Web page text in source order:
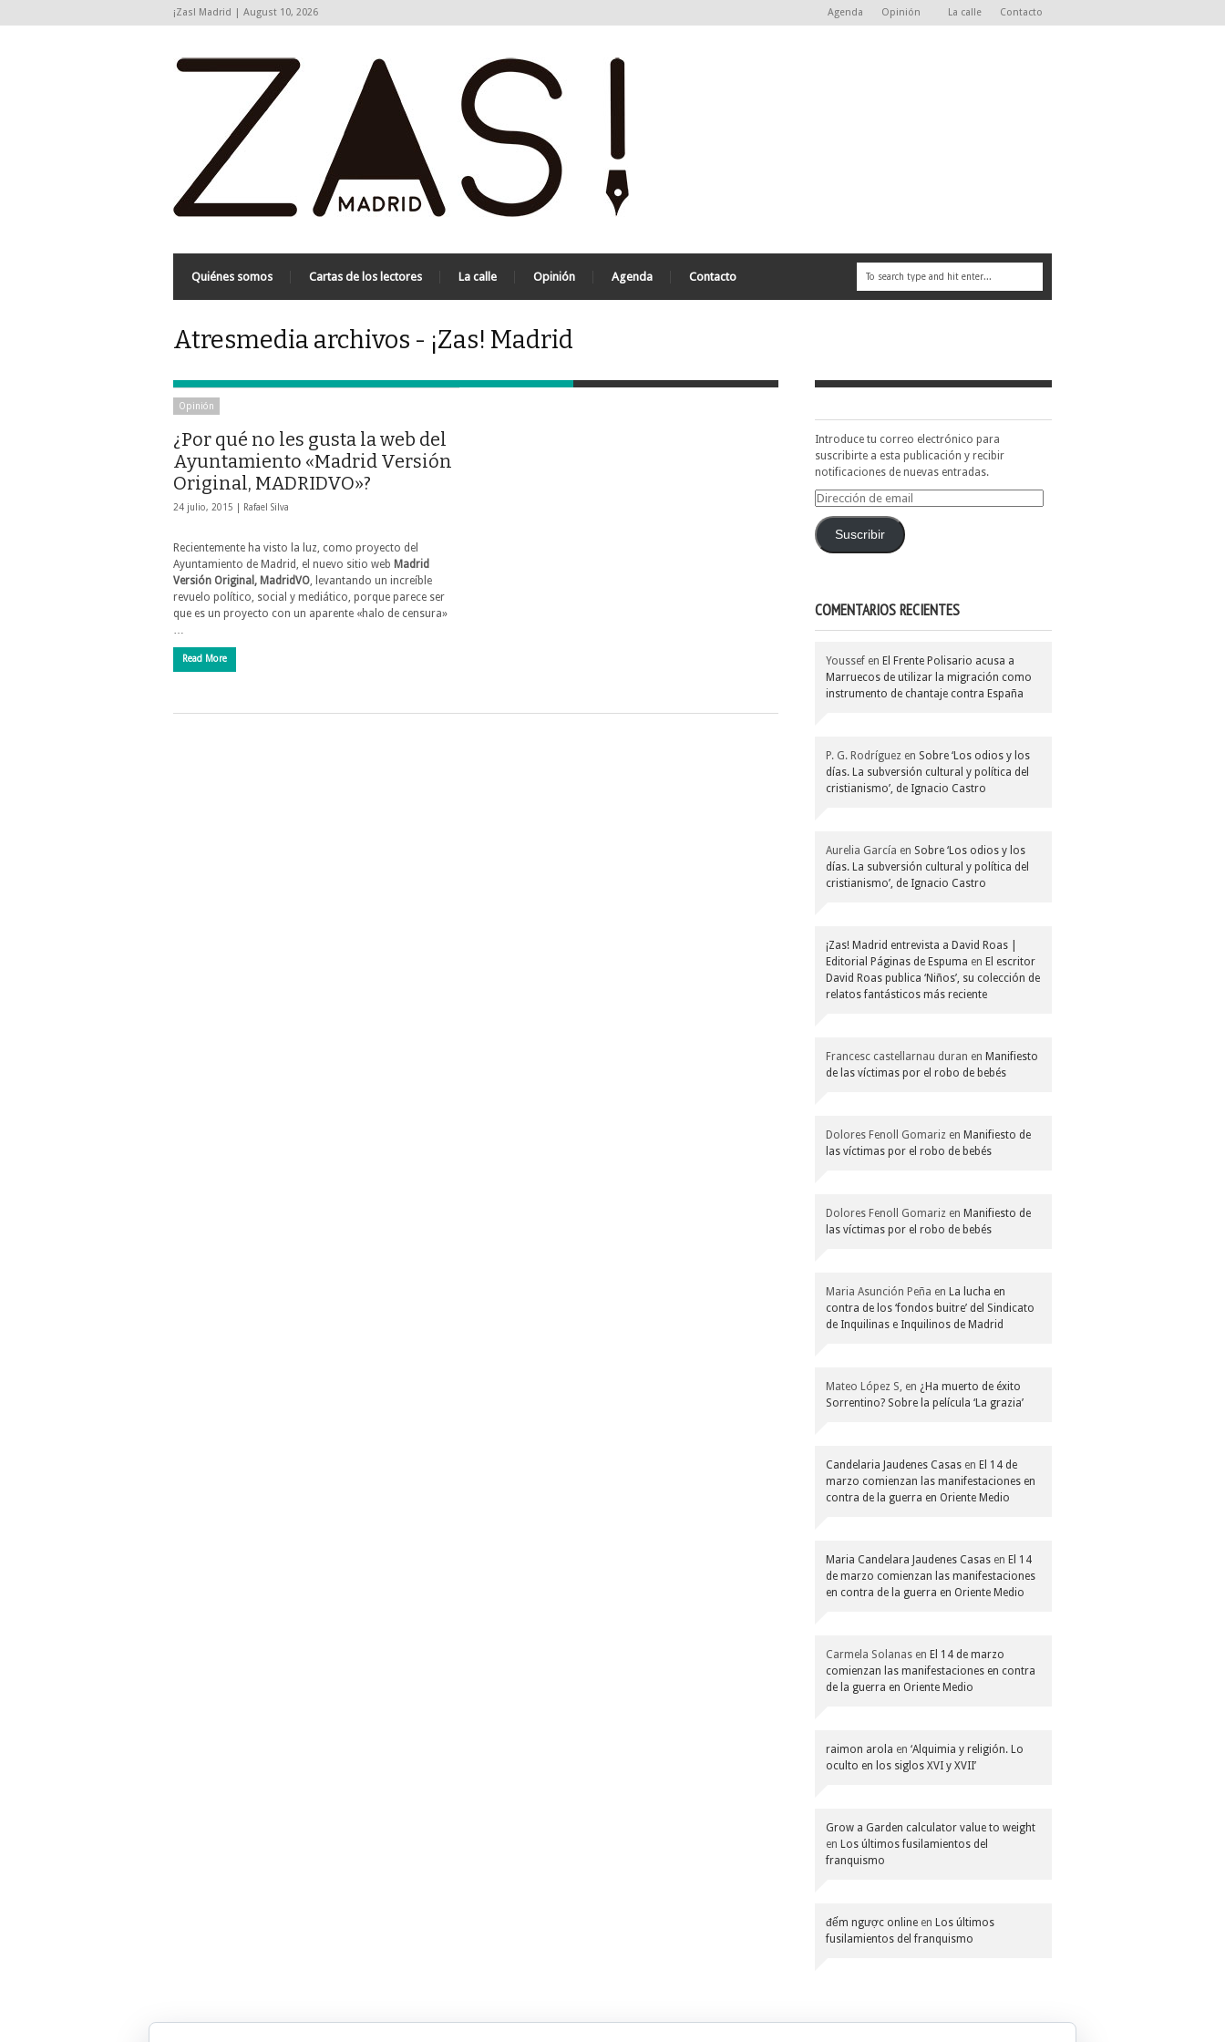
¡Zas! Madrid | August 10, 2026 Agenda Opinión La calle Contacto
Quiénes somos Cartas de los lectores La calle Opinión Agenda Contacto
Atresmedia archivos - ¡Zas! Madrid
Opinión
¿Por qué no les gusta la web del
Ayuntamiento «Madrid Versión
Original, MADRIDVO»?
24 julio, 2015 | Rafael Silva
Recientemente ha visto la luz, como proyecto del
Ayuntamiento de Madrid, el nuevo sitio web Madrid
Versión Original, MadridVO, levantando un increíble
revuelo político, social y mediático, porque parece ser
que es un proyecto con un aparente «halo de censura»
…
Read More
Introduce tu correo electrónico para
suscribirte a esta publicación y recibir
notificaciones de nuevas entradas.
Dirección
emailSuscribir
COMENTARIOS RECIENTES
Youssef en El Frente Polisario acusa a
Marruecos de utilizar la migración como
instrumento de chantaje contra España
P. G. Rodríguez en Sobre ‘Los odios y los
días. La subversión cultural y política del
cristianismo’, de Ignacio Castro
Aurelia García en Sobre ‘Los odios y los
días. La subversión cultural y política del
cristianismo’, de Ignacio Castro
¡Zas! Madrid entrevista a David Roas |
Editorial Páginas de Espuma en El escritor
David Roas publica ‘Niños’, su colección de
relatos fantásticos más reciente
Francesc castellarnau duran en Manifiesto
de las víctimas por el robo de bebés
Dolores Fenoll Gomariz en Manifiesto de
las víctimas por el robo de bebés
Dolores Fenoll Gomariz en Manifiesto de
las víctimas por el robo de bebés
Maria Asunción Peña en La lucha en
contra de los ‘fondos buitre’ del Sindicato
de Inquilinas e Inquilinos de Madrid
Mateo López S, en ¿Ha muerto de éxito
Sorrentino? Sobre la película ‘La grazia’
Candelaria Jaudenes Casas en El 14 de
marzo comienzan las manifestaciones en
contra de la guerra en Oriente Medio
Maria Candelara Jaudenes Casas en El 14
de marzo comienzan las manifestaciones
en contra de la guerra en Oriente Medio
Carmela Solanas en El 14 de marzo
comienzan las manifestaciones en contra
de la guerra en Oriente Medio
raimon arola en ‘Alquimia y religión. Lo
oculto en los siglos XVI y XVII’
Grow a Garden calculator value to weight
en Los últimos fusilamientos del
franquismo
đếm ngược online en Los últimos
fusilamientos del franquismo